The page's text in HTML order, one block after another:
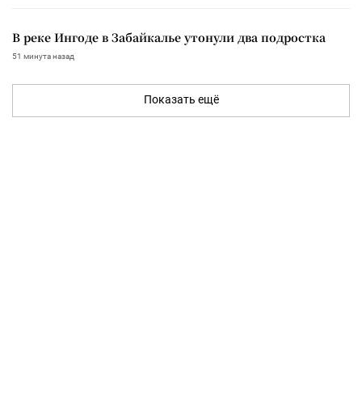
В реке Ингоде в Забайкалье утонули два подростка
51 минута назад
Показать ещё